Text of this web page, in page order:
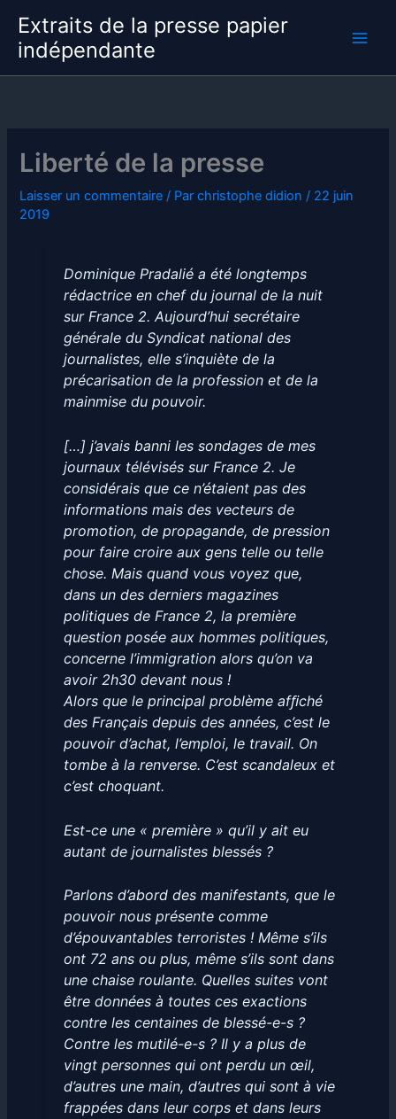
contenu
Extraits de la presse papier
indépendante
Liberté de la presse
Laisser un commentaire / Parchristophe didion / 22 juin
2019
Dominique Pradalié a été longtemps
rédactrice en chef du journal de la nuit
sur France 2. Aujourd’hui secrétaire
générale du Syndicat national des
journalistes, elle s’inquiète de la
précarisation de la profession et de la
mainmise du pouvoir.
[…] j’avais banni les sondages de mes
journaux télévisés sur France 2. Je
considérais que ce n’étaient pas des
informations mais des vecteurs de
promotion, de propagande, de pression
pour faire croire aux gens telle ou telle
chose. Mais quand vous voyez que,
dans un des derniers magazines
politiques de France 2, la première
question posée aux hommes politiques,
concerne l’immigration alors qu’on va
avoir 2h30 devant nous !
Alors que le principal problème afﬁché
des Français depuis des années, c’est le
pouvoir d’achat, l’emploi, le travail. On
tombe à la renverse. C’est scandaleux et
c’est choquant.
Est-ce une « première » qu’il y ait eu
autant de journalistes blessés ?
Parlons d’abord des manifestants, que le
pouvoir nous présente comme
d’épouvantables terroristes ! Même s’ils
ont 72 ans ou plus, même s’ils sont dans
une chaise roulante. Quelles suites vont
être données à toutes ces exactions
contre les centaines de blessé-e-s ?
Contre les mutilé-e-s ? Il y a plus de
vingt personnes qui ont perdu un œil,
d’autres une main, d’autres qui sont à vie
frappées dans leur corps et dans leurs